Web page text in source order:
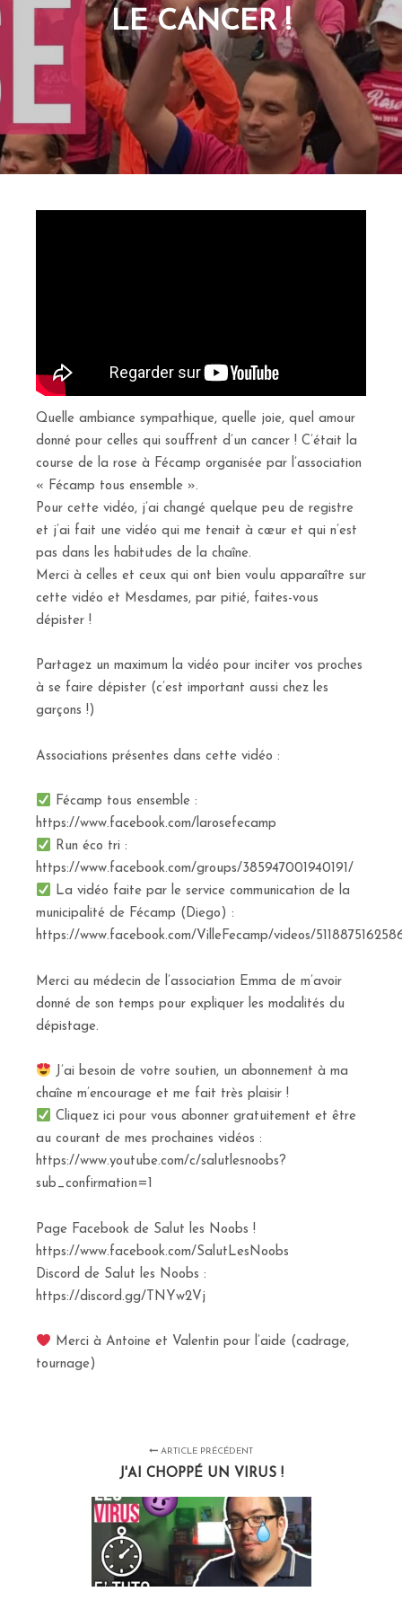
LE CANCER !
Quelle ambiance sympathique, quelle joie, quel amour
donné pour celles qui souffrent d’un cancer ! C’était la
course de la rose à Fécamp organisée par l’association
« Fécamp tous ensemble ».
Pour cette vidéo, j’ai changé quelque peu de registre
et j’ai fait une vidéo qui me tenait à cœur et qui n’est
pas dans les habitudes de la chaîne.
Merci à celles et ceux qui ont bien voulu apparaître sur
cette vidéo et Mesdames, par pitié, faites-vous
dépister !
Partagez un maximum la vidéo pour inciter vos proches
à se faire dépister (c’est important aussi chez les
garçons !)
Associations présentes dans cette vidéo :
Fécamp tous ensemble :
https://www.facebook.com/larosefecamp
Run éco tri :
https://www.facebook.com/groups/385947001940191/
La vidéo faite par le service communication de la
municipalité de Fécamp (Diego) :
https://www.facebook.com/VilleFecamp/videos/
Merci au médecin de l’association Emma de m’avoir
donné de son temps pour expliquer les modalités du
dépistage.
J’ai besoin de votre soutien, un abonnement à ma
chaîne m’encourage et me fait très plaisir !
Cliquez ici pour vous abonner gratuitement et être
au courant de mes prochaines vidéos :
https://www.youtube.com/c/salutlesnoobs?
sub_confirmation=1
Page Facebook de Salut les Noobs !
https://www.facebook.com/SalutLesNoobs
Discord de Salut les Noobs :
https://discord.gg/TNYw2Vj
Merci à Antoine et Valentin pour l’aide (cadrage,
tournage)
ARTICLE PRÉCÉDENT
J'AI CHOPPÉ UN VIRUS !